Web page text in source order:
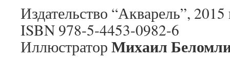
Издательство “Акварель”, 2015
ISBN 978-5-4453-0982-6
Иллюстратор Михаил